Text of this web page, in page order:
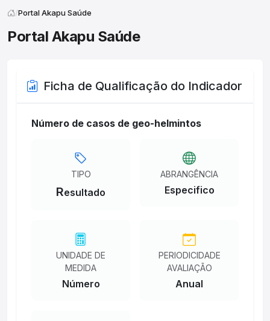
Portal Akapu Saúde
Portal Akapu Saúde
Ficha de Qualificação do Indicador
Número de casos de geo-helmintos
TIPO
Resultado
ABRANGÊNCIA
Especifico
UNIDADE DE
MEDIDA
Número
PERIODICIDADE
AVALIAÇÃO
Anual